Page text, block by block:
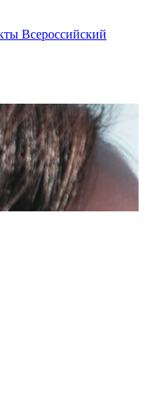
Всероссийский